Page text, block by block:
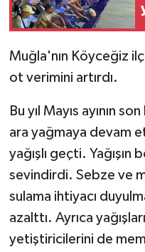
Muğla'nın Köyceğiz
ot verimini artırdı.
Bu yıl Mayıs ayının
ara yağmaya devam
yağışlı geçti. Yağışın
sevindirdi. Sebze ve
sulama ihtiyacı
azalttı. Ayrıca
yetiştiricilerini de
Gayrimenkul
GÜNDEM
Güvenlik
HABERDE İNSAN
İNSAN
İş Dünyası